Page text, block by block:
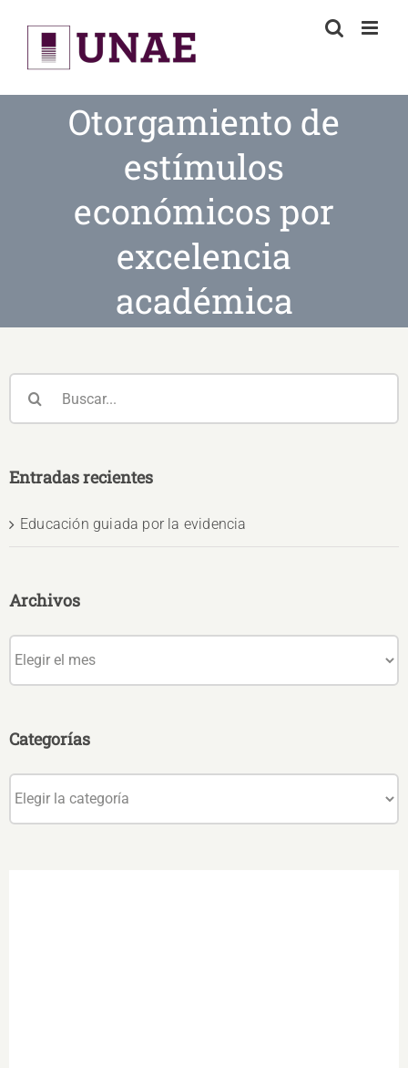
content
Otorgamiento de
estímulos
económicos por
excelencia
académica
Entradas recientes
Educación guiada por la evidencia
Archivos
Categorías